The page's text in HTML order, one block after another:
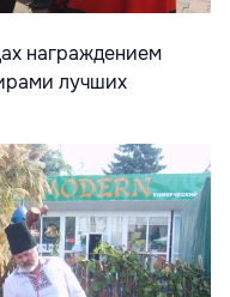
награждением
лучших